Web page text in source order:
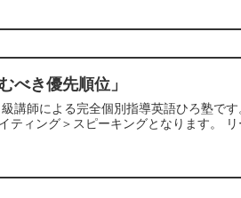
べき優先順位」
講師による完全個別指導英語ひろ塾で
ティング＞スピーキングとなります。